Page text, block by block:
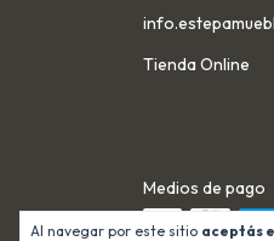
Al navegar por este sitio aceptás
Tienda Online
Medios de pago